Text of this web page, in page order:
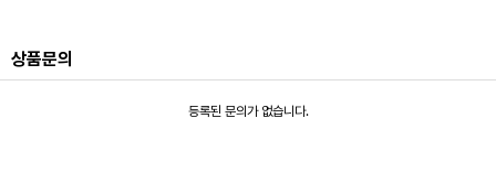
상품문의
등록된 문의가 없습니다.